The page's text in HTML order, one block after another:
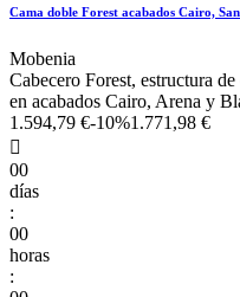
Cama doble Forest acabados Cairo,
Mobenia
Cabecero Forest, estructura
en acabados Cairo, Arena y
1.594,79 €-10%1.771,98 €

00
días
:
00
horas
: